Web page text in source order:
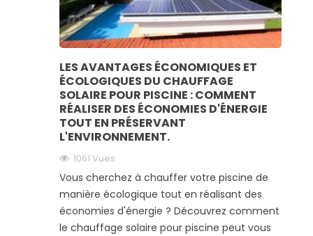
LES AVANTAGES ÉCONOMIQUES ET
ÉCOLOGIQUES DU CHAUFFAGE
SOLAIRE POUR PISCINE : COMMENT
RÉALISER DES ÉCONOMIES D'ÉNERGIE
TOUT EN PRÉSERVANT
L'ENVIRONNEMENT.
1061 Vues
Vous cherchez à chauffer votre piscine de
manière écologique tout en réalisant des
économies d'énergie ? Découvrez comment
le chauffage solaire pour piscine peut vous